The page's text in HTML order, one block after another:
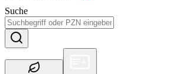
Suche